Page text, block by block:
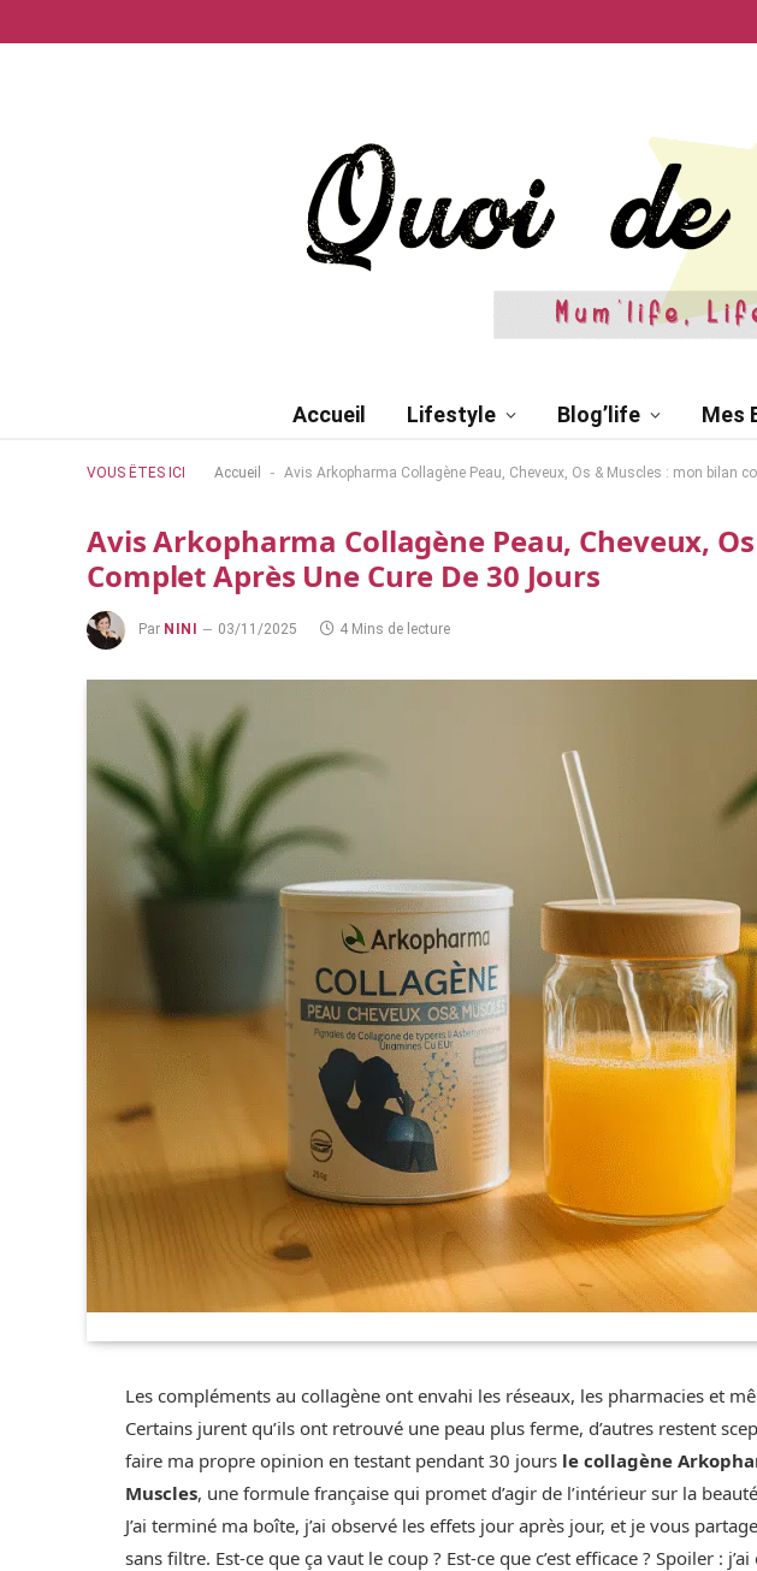
Accueil Lifestyle Blog’life Mes
VOUS ÊTES ICI Accueil - Avis Arkopharma Collagène Peau, Cheveux, Os & Muscles : mon bilan
Avis Arkopharma Collagène Peau, Cheveux,
Complet Après Une Cure De 30 Jours
Par NINI 03/11/2025 4 Mins de lecture
Les compléments au collagène ont envahi les réseaux, les pharmacies et
Certains jurent qu’ils ont retrouvé une peau plus ferme, d’autres restent
faire ma propre opinion en testant pendant 30 jours le collagène
Muscles, une formule française qui promet d’agir de l’intérieur sur la
J’ai terminé ma boîte, j’ai observé les effets jour après jour, et je vous
sans filtre. Est-ce que ça vaut le coup ? Est-ce que c’est efficace ? Spoiler :